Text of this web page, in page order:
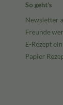
So geht's
Newsletter
Freunde
E-Rezept
Papier